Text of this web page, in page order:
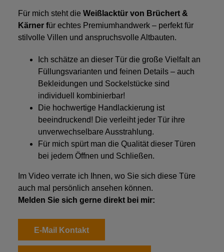
Für mich steht die Weißlacktür von Brüchert &
Kärner für echtes Premiumhandwerk – perfekt für
stilvolle Villen und anspruchsvolle Altbauten.
Ich schätze an dieser Tür die große Vielfalt an
Füllungsvarianten und feinen Details – auch
Bekleidungen und Sockelstücke sind
individuell kombinierbar!
Die hochwertige Handlackierung ist
beeindruckend! Die verleiht jeder Tür ihre
unverwechselbare Ausstrahlung.
Für mich spürt man die Qualität dieser Türen
bei jedem Öffnen und Schließen.
Im Video verrate ich Ihnen, wo Sie sich diese Türe
auch mal persönlich ansehen können.
Melden Sie sich gerne direkt bei mir:
E-Mail Kontakt